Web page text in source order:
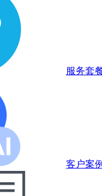
服务套
客户案例